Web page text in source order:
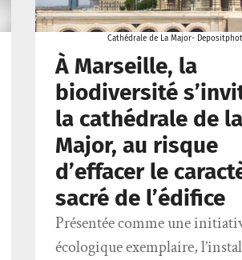
Cathédrale de La Major-
À Marseille, la
biodiversité
la cathédrale de la
Major, au risque
d’effacer le
sacré de l’édifice
Présentée comme une
écologique exemplaire,